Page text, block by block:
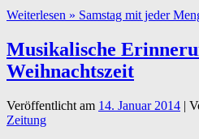
Weiterlesen » Samstag mit jeder
Musikalische
Weihnachtszeit
Veröffentlicht am 14. Januar 2014 |
Zeitung